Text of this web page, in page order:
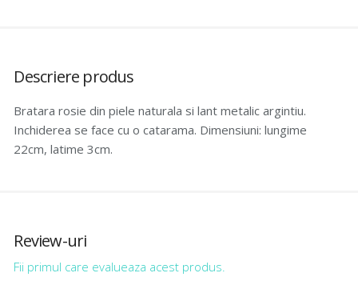
Descriere produs
Bratara rosie din piele naturala si lant metalic argintiu.
Inchiderea se face cu o catarama. Dimensiuni: lungime
22cm, latime 3cm.
Review-uri
Fii primul care evalueaza acest produs.